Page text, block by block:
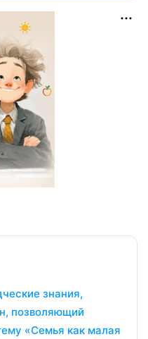
знания,
позволяющий
«Семья как малая